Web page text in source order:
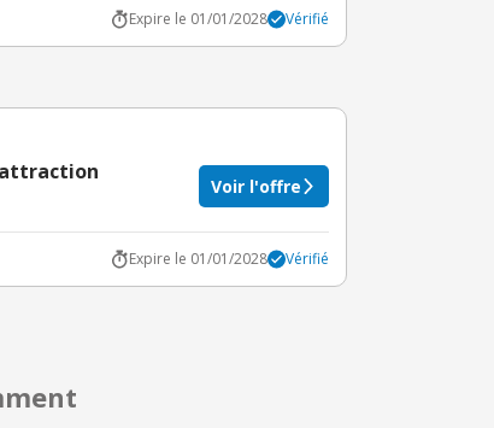
Expire le 01/01/2028 Vérifié
Voir l'offre
Expire le 01/01/2028 Vérifié